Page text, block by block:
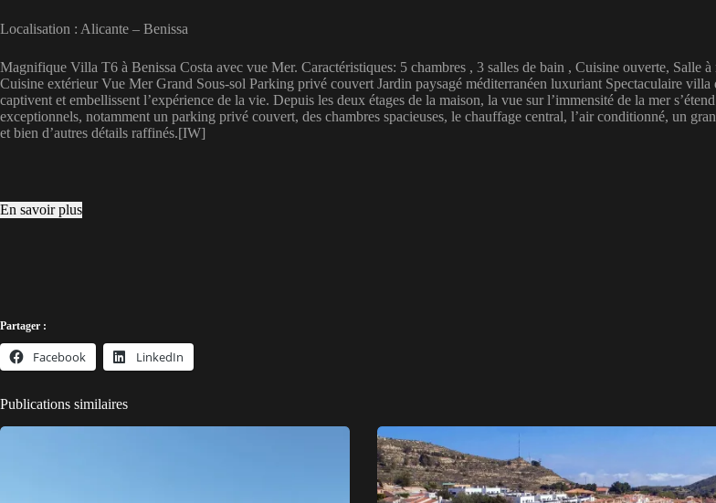
Localisation : Alicante – Benissa
Magnifique Villa T6 à Benissa Costa avec vue Mer. Caractéristiques: 5 chambres , 3 salles de bain , Cuisine ouverte,
Cuisine extérieur Vue Mer Grand Sous-sol Parking privé couvert Jardin paysagé méditerranéen luxuriant Spectaculaire
captivent et embellissent l’expérience de la vie. Depuis les deux étages de la maison, la vue sur l’immensité de la mer
exceptionnels, notamment un parking privé couvert, des chambres spacieuses, le chauffage central, l’air conditionné, un
et bien d’autres détails raffinés.[IW]
En savoir plus
Partager :
Facebook LinkedIn
Publications similaires